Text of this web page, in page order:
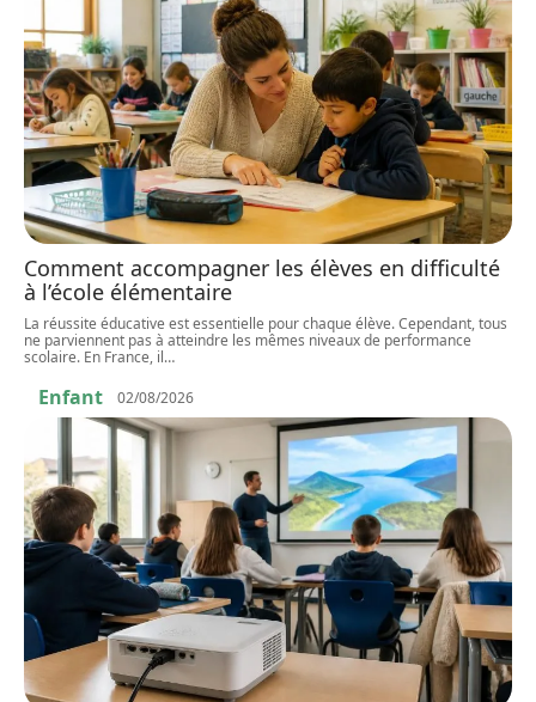
Comment accompagner les élèves en difficulté
à l’école élémentaire
La réussite éducative est essentielle pour chaque élève. Cependant, tous
ne parviennent pas à atteindre les mêmes niveaux de performance
scolaire. En France, il…
Enfant 02/08/2026